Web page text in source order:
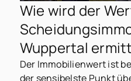
Wie wird der
Wuppertal
Der Immobilienwert ist
der sensibelste Punkt